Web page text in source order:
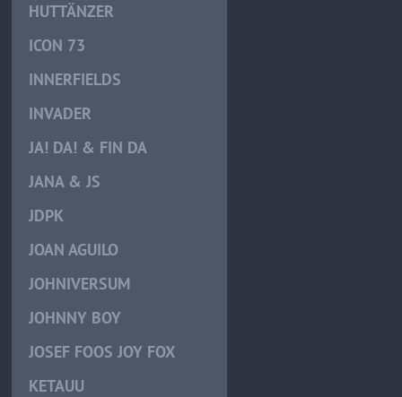
HUTTÄNZER
ICON 73
INNERFIELDS
INVADER
JA! DA! & FIN DA
JANA & JS
JDPK
JOAN AGUILO
JOHNIVERSUM
JOHNNY BOY
JOSEF FOOS JOY FOX
KETAUU